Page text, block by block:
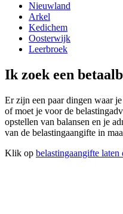
Nieuwland
Arkel
Kedichem
Oosterwijk
Leerbroek
Ik zoek een
Er zijn een paar dingen waar
of moet je voor de
opstellen van balansen en je
van de belastingaangifte in
Klik op belastingaangifte laten